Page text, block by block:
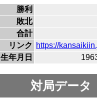
勝利
敗北
合計
リンク
https://
生年月日
対局データ